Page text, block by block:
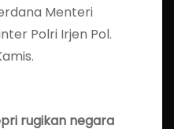
Menteri
Polri Irjen Pol.
rugikan negara